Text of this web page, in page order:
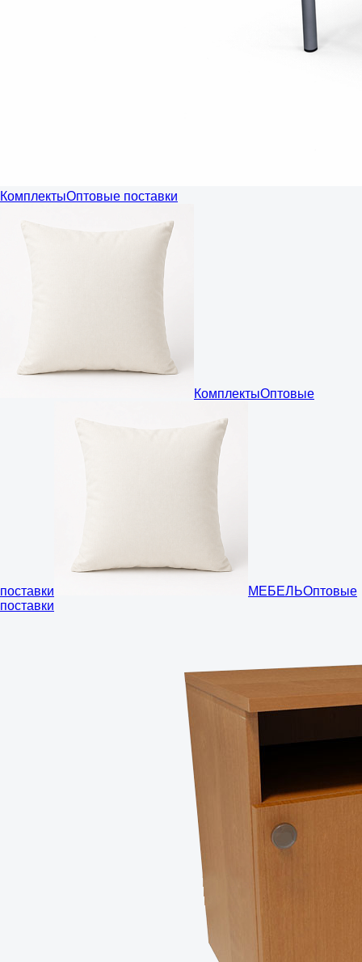
КомплектыОптовые поставки
КомплектыОптовые
поставки МЕБЕЛЬОптовые
поставки